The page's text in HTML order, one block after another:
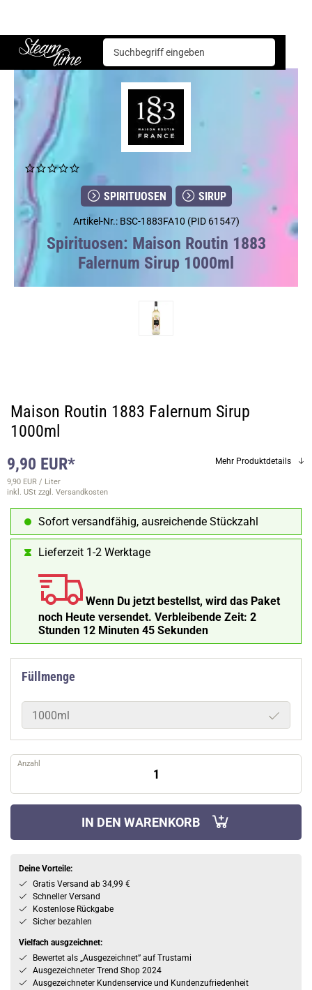
Steam time
Spirituosen Maison Routin 1883 Falernum Sirup 1000ml
SPIRITUOSEN SIRUP
Artikel-Nr.: BSC-1883FA10 (PID 61547)
Spirituosen: Maison Routin 1883
Falernum Sirup 1000ml
Maison Routin 1883 Falernum Sirup
1000ml
9,90 EUR*
9,90 EUR / Liter
inkl. USt zzgl. Versandkosten
Mehr Produktdetails
Sofort versandfähig, ausreichende Stückzahl
Lieferzeit 1-2 Werktage
Wenn Du jetzt bestellst, wird das Paket
noch Heute versendet. Verbleibende Zeit: 2
Stunden 12 Minuten 44 Sekunden
Füllmenge
1000ml
Anzahl
IN DEN WARENKORB
Deine Vorteile:
Gratis Versand ab 34,99 €
Schneller Versand
Kostenlose Rückgabe
Sicher bezahlen
Vielfach ausgzeichnet:
Bewertet als „Ausgezeichnet” auf Trustami
Ausgezeichneter Trend Shop 2024
Ausgezeichneter Kundenservice und Kundenzufriedenheit